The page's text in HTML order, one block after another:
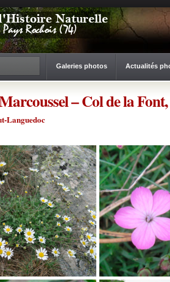
Galeries photos Actualités
– Col de la
Languedoc